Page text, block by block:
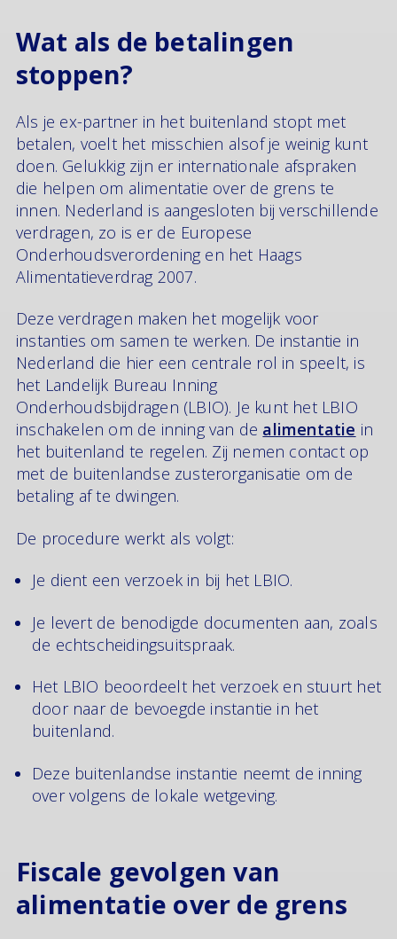
Wat als de betalingen
stoppen?
Als je ex-partner in het buitenland stopt met
betalen, voelt het misschien alsof je weinig kunt
doen. Gelukkig zijn er internationale afspraken
die helpen om alimentatie over de grens te
innen. Nederland is aangesloten bij verschillende
verdragen, zo is er de Europese
Onderhoudsverordening en het Haags
Alimentatieverdrag 2007.
Deze verdragen maken het mogelijk voor
instanties om samen te werken. De instantie in
Nederland die hier een centrale rol in speelt, is
het Landelijk Bureau Inning
Onderhoudsbijdragen (LBIO). Je kunt het LBIO
inschakelen om de inning van de alimentatie in
het buitenland te regelen. Zij nemen contact op
met de buitenlandse zusterorganisatie om de
betaling af te dwingen.
De procedure werkt als volgt:
Je dient een verzoek in bij het LBIO.
Je levert de benodigde documenten aan, zoals
de echtscheidingsuitspraak.
Het LBIO beoordeelt het verzoek en stuurt het
door naar de bevoegde instantie in het
buitenland.
Deze buitenlandse instantie neemt de inning
over volgens de lokale wetgeving.
Fiscale gevolgen van
alimentatie over de grens